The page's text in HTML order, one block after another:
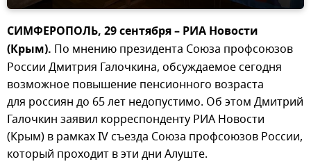
СИМФЕРОПОЛЬ, 29 сентября – РИА Новости
(Крым). По мнению президента Союза профсоюзов
России Дмитрия Галочкина, обсуждаемое сегодня
возможное повышение пенсионного возраста
для россиян до 65 лет недопустимо. Об этом Дмитрий
Галочкин заявил корреспонденту РИА Новости
(Крым) в рамках IV съезда Союза профсоюзов России,
который проходит в эти дни Алуште.